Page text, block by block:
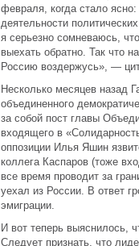
февраля, когда стало
деятельности
я серьезно сомневаюсь,
выехать обратно. Так что
Россию воздержусь», —
Несколько месяцев назад
объединенного
за собой пост главы
входящего в
оппозиции Илья Яшин
коллега Каспаров (тоже
все время проводит за
уехал из России. В ответ
эмиграции.
И вот теперь выяснилось,
Следует признать, что